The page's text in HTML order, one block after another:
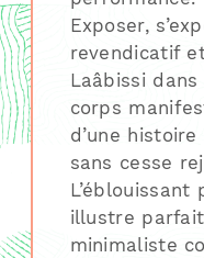
Exposer,
revendicatif
Laâbissi
corps
d’une
sans cesse
illustre
minimaliste